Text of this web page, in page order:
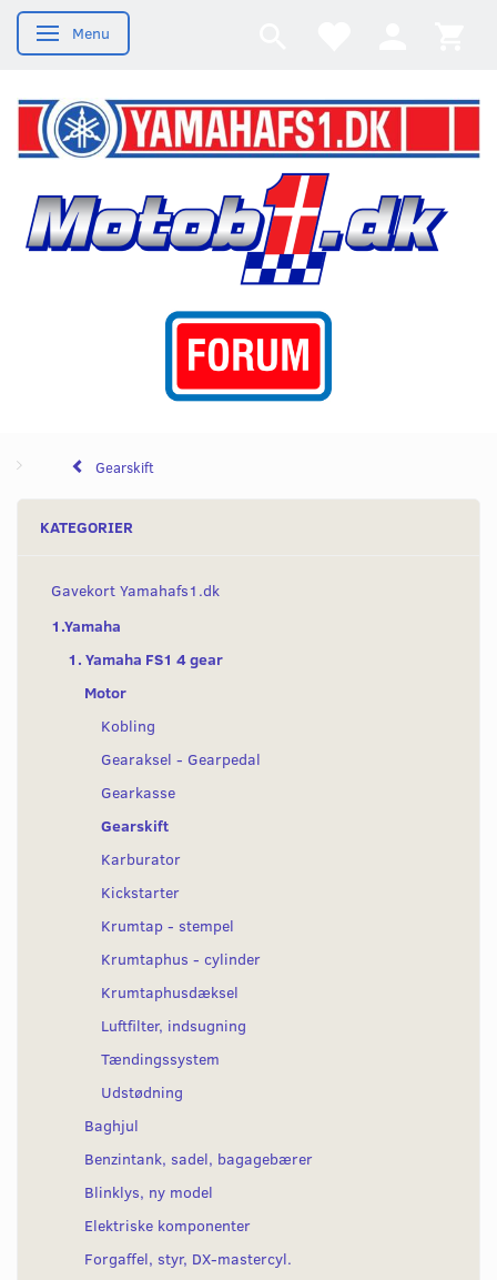
Skifte navigation
Menu
Gearskift
KATEGORIER
Gavekort Yamahafs1.dk
1.Yamaha
1. Yamaha FS1 4 gear
Motor
Kobling
Gearaksel - Gearpedal
Gearkasse
Gearskift
Karburator
Kickstarter
Krumtap - stempel
Krumtaphus - cylinder
Krumtaphusdæksel
Luftfilter, indsugning
Tændingssystem
Udstødning
Baghjul
Benzintank, sadel, bagagebærer
Blinklys, ny model
Elektriske komponenter
Forgaffel, styr, DX-mastercyl.